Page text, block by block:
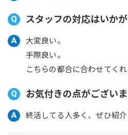
スタッフの対応はいか
大変良い。
手際良い。
こちらの都合に合わせてくれ
お気付きの点がござい
終活してる人多く、ぜひ紹介